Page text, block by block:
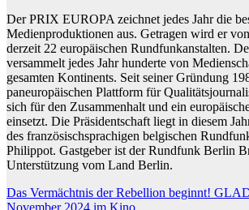
Der PRIX EUROPA zeichnet jedes Jahr die
Medienproduktionen aus. Getragen wird er
derzeit 22 europäischen Rundfunkanstalten.
versammelt jedes Jahr hunderte von
gesamten Kontinents. Seit seiner Gründung
paneuropäischen Plattform für
sich für den Zusammenhalt und ein
einsetzt. Die Präsidentschaft liegt in diesem
des französischsprachigen belgischen
Philippot. Gastgeber ist der Rundfunk Berlin
Unterstützung vom Land Berlin.
Beitragsnavigation
Das Vermächtnis der Rebellion beginnt!